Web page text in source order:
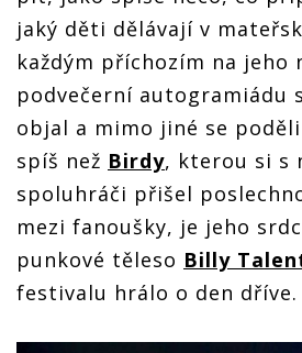
jaký děti dělávají v
každým příchozím na jeho
podvečerní autogramiádu
objal a mimo jiné se
spíš než Birdy, kterou si s
spoluhráči přišel
mezi fanoušky, je jeho
punkové těleso Billy
festivalu hrálo o den dříve.